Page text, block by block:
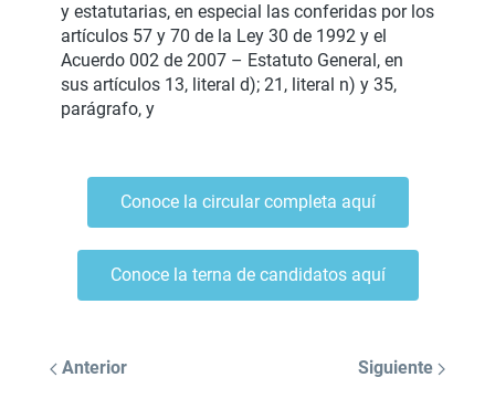
y estatutarias, en especial las conferidas por los
artículos 57 y 70 de la Ley 30 de 1992 y el
Acuerdo 002 de 2007 – Estatuto General, en
sus artículos 13, literal d); 21, literal n) y 35,
parágrafo, y
Conoce la circular completa aquí
Conoce la terna de candidatos aquí
Anterior Siguiente